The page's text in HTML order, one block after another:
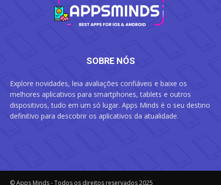
SOBRE NÓS
Explore novidades, leia avaliações confiáveis e baixe os
melhores aplicativos para smartphones, tablets e outros
dispositivos, tudo em um só lugar. Apps Minds é o seu destino
definitivo para descobrir os aplicativos da atualidade.
© Apps Minds - Todos os direitos reservados 2025